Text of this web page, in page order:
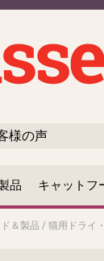
様の声
品 キャットフ
＆製品 /猫用ドライ